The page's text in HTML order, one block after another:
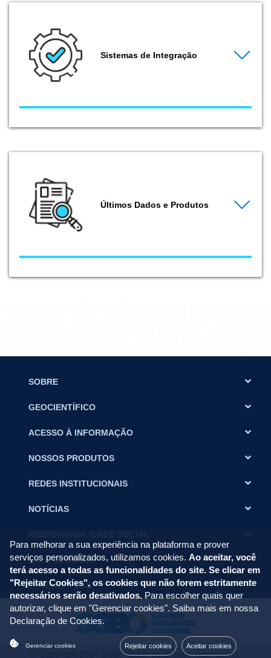
Sistemas de Integração
Últimos Dados e Produtos
SOBRE
GEOCIENTÍFICO
ACESSO À INFORMAÇÃO
NOSSOS PRODUTOS
REDES INSTITUCIONAIS
NOTÍCIAS
FALE CONOSCO
INTRANET SGB
© Copyright 2024 SGB. Todos os direitos reservados.
Para melhorar a sua experiência na plataforma e prover
serviços personalizados, utilizamos cookies. Ao aceitar, você
terá acesso a todas as funcionalidades do site. Se clicar em
"Rejeitar Cookies", os cookies que não forem estritamente
necessários serão desativados. Para escolher quais quer
autorizar, clique em "Gerenciar cookies". Saiba mais em nossa
Declaração de Cookies.
Gerenciar cookies Rejeitar cookies Aceitar cookies